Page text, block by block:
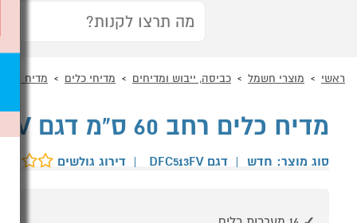
ראשי מוצרי חשמל כביסה, ייבוש ומדיחים מדיחי כלים מדיח רחב
מדיח כלים רחב 60 ס"מ דגם LG DFC513FV
סוג מוצר: חדש | דגם DFC513FV | דירוג גולשים